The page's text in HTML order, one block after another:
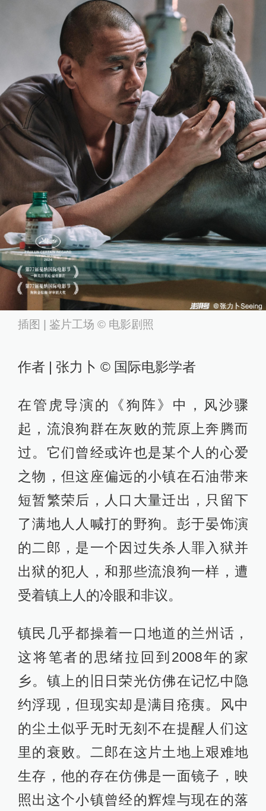
插图 | 鉴片工场 © 电影剧照
作者 | 张力卜 © 国际电影学者
在管虎导演的《狗阵》中，风沙骤
起，流浪狗群在灰败的荒原上奔腾而
过。它们曾经或许也是某个人的心爱
之物，但这座偏远的小镇在石油带来
短暂繁荣后，人口大量迁出，只留下
了满地人人喊打的野狗。彭于晏饰演
的二郎，是一个因过失杀人罪入狱并
出狱的犯人，和那些流浪狗一样，遭
受着镇上人的冷眼和非议。
镇民几乎都操着一口地道的兰州话，
这将笔者的思绪拉回到2008年的家
乡。镇上的旧日荣光仿佛在记忆中隐
约浮现，但现实却是满目疮痍。风中
的尘土似乎无时无刻不在提醒人们这
里的衰败。二郎在这片土地上艰难地
生存，他的存在仿佛是一面镜子，映
照出这个小镇曾经的辉煌与现在的落